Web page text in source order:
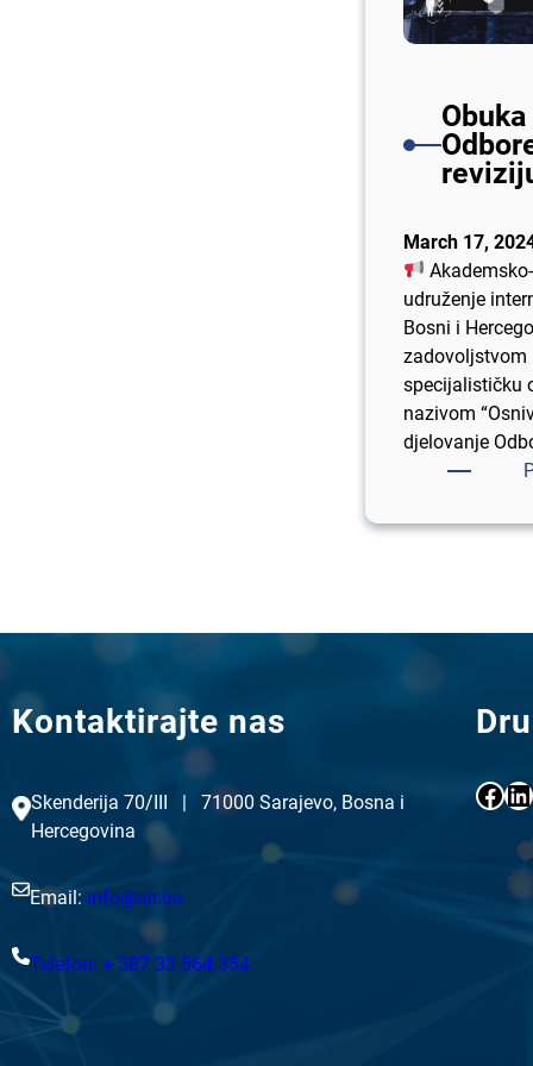
Obuka
March 17,
udruženje
Bosni i
zadovoljstvom
specijalističku
nazivom
djelovanje
Kontaktirajte nas
Skenderija 70/III | 71000 Sarajevo, Bosna i
Hercegovina
Email: info@air.ba
Telefon: + 387 33 564 354
Facebook LinkedIn